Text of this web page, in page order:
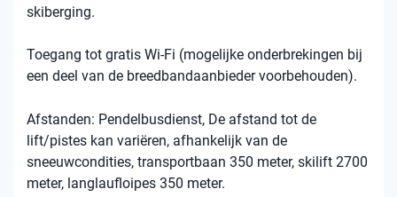
skiberging.
Toegang tot gratis Wi-Fi (mogelijke onderbrekingen bij
een deel van de breedbandaanbieder voorbehouden).
Afstanden: Pendelbusdienst, De afstand tot de
lift/pistes kan variëren, afhankelijk van de
sneeuwcondities, transportbaan 350 meter, skilift 2700
meter, langlaufloipes 350 meter.